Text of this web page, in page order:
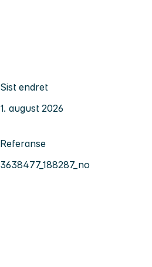
Sist endret
1. august 2026
Referanse
3638477_188287_no